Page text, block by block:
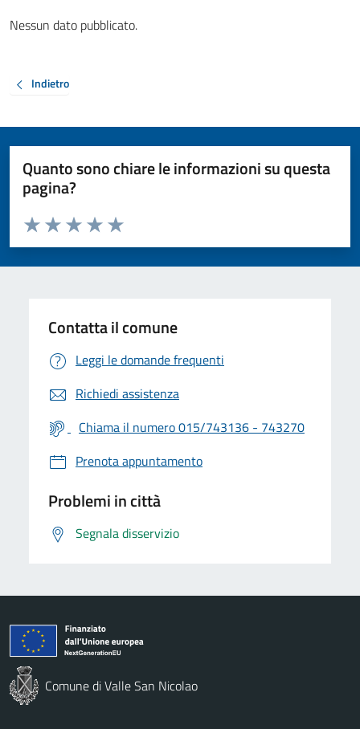
Nessun dato pubblicato.
Indietro
Quanto sono chiare le informazioni su questa
pagina?
Valuta da 1 a 5 stelle la pagina
Valuta 5 stelle su 5
Valuta 4 stelle su 5
Valuta 3 stelle su 5
Valuta 2 stelle su 5
Valuta 1 stelle su 5
Contatta il comune
Leggi le domande frequenti
Richiedi assistenza
Chiama il numero 015/743136 - 743270
Prenota appuntamento
Problemi in città
Segnala disservizio
Comune di Valle San Nicolao